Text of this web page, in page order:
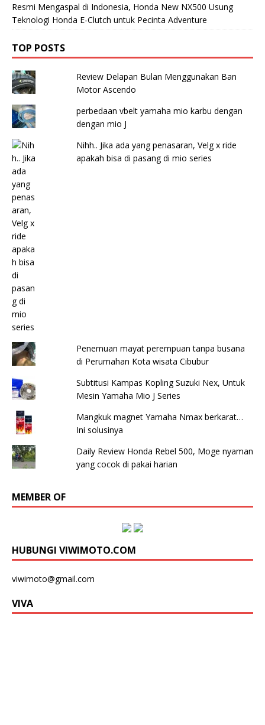
Resmi Mengaspal di Indonesia, Honda New NX500 Usung
Teknologi Honda E-Clutch untuk Pecinta Adventure
TOP POSTS
Review Delapan Bulan Menggunakan Ban
Motor Ascendo
perbedaan vbelt yamaha mio karbu dengan
dengan mio J
Nihh.. Jika ada yang penasaran, Velg x ride
apakah bisa di pasang di mio series
Penemuan mayat perempuan tanpa busana
di Perumahan Kota wisata Cibubur
Subtitusi Kampas Kopling Suzuki Nex, Untuk
Mesin Yamaha Mio J Series
Mangkuk magnet Yamaha Nmax berkarat…
Ini solusinya
Daily Review Honda Rebel 500, Moge nyaman
yang cocok di pakai harian
MEMBER OF
HUBUNGI VIWIMOTO.COM
viwimoto@gmail.com
VIVA